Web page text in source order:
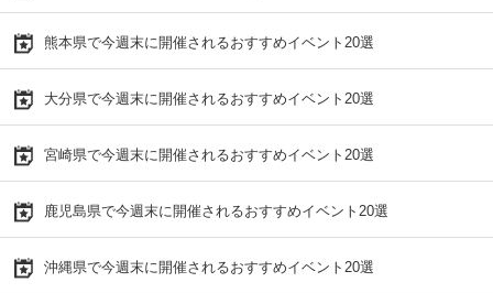
熊本県で今週末に開催されるおすすめイベント20選
大分県で今週末に開催されるおすすめイベント20選
宮崎県で今週末に開催されるおすすめイベント20選
鹿児島県で今週末に開催されるおすすめイベント20選
沖縄県で今週末に開催されるおすすめイベント20選